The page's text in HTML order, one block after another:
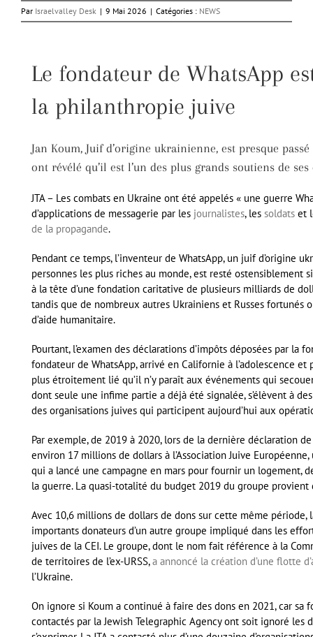
Par Israelvalley Desk | 9 Mai 2026 | Catégories : NEWS
Le fondateur de WhatsApp
la philanthropie juive
Jan Koum, Juif d’origine ukrainienne, est presque
ont révélé qu’il est l’un des plus grands soutiens de
JTA – Les combats en Ukraine ont été appelés « une guerre
d’applications de messagerie par les journalistes, les soldats et
de la propagande.
Pendant ce temps, l’inventeur de WhatsApp, un juif d’origine
personnes les plus riches au monde, est resté ostensiblement
à la tête d’une fondation caritative de plusieurs milliards de
tandis que de nombreux autres Ukrainiens et Russes fortunés
d’aide humanitaire.
Pourtant, l’examen des déclarations d’impôts déposées par
fondateur de WhatsApp, arrivé en Californie à l’adolescence
plus étroitement lié qu’il n’y paraît aux événements qui
dont seule une infime partie a déjà été signalée, s’élèvent à
des organisations juives qui participent aujourd’hui aux
Par exemple, de 2019 à 2020, lors de la dernière déclaration
environ 17 millions de dollars à l’Association Juive
qui a lancé une campagne en mars pour fournir un logement,
la guerre. La quasi-totalité du budget 2019 du groupe provient
Avec 10,6 millions de dollars de dons sur cette même période,
importants donateurs d’un autre groupe impliqué dans les
juives de la CEI. Le groupe, dont le nom fait référence à la
de territoires de l’ex-URSS,a annoncé la création d’une flotte
l’Ukraine.
On ignore si Koum a continué à faire des dons en 2021, car
contactés par la Jewish Telegraphic Agency ont soit ignoré les